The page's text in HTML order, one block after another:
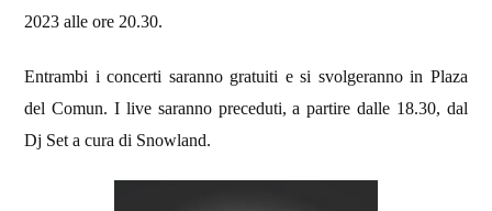
2023 alle ore 20.30.
Entrambi i concerti saranno gratuiti e si svolgeranno in Plaza
del Comun. I live saranno preceduti, a partire dalle 18.30, dal
Dj Set a cura di Snowland.